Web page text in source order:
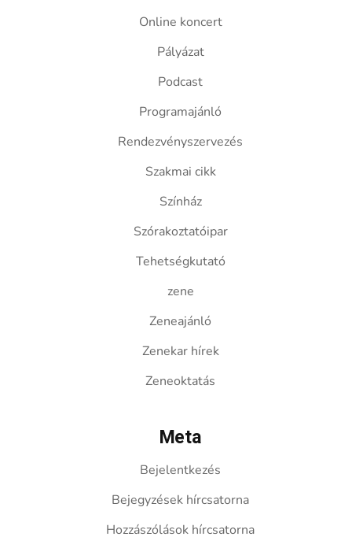
Online koncert
Pályázat
Podcast
Programajánló
Rendezvényszervezés
Szakmai cikk
Színház
Szórakoztatóipar
Tehetségkutató
zene
Zeneajánló
Zenekar hírek
Zeneoktatás
Meta
Bejelentkezés
Bejegyzések hírcsatorna
Hozzászólások hírcsatorna